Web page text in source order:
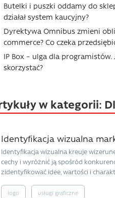
Butelki i puszki oddamy do
działał system kaucyjny?
Dyrektywa Omnibus zmieni
commerce? Co czeka
IP Box – ulga dla programistów.
skorzystać?
w kategorii:
Identyfikacja wizualna
Identyfikacja wizualna kreuje
cechy i wyróżnić ją spośród
zidentyfikować idee, wartości i
logo usługi graficzne